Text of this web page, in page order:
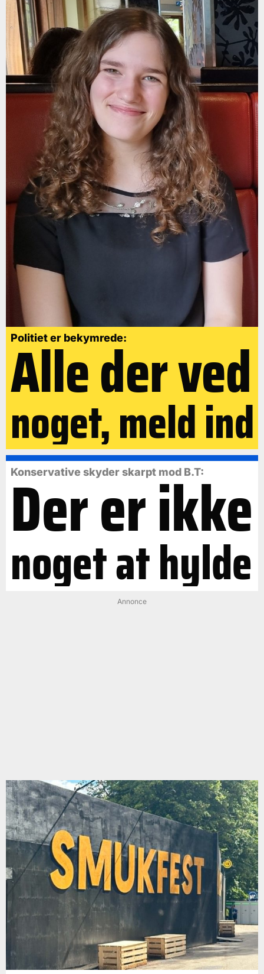
Politiet er bekymrede:
Alle der ved
noget, meld ind
Konservative skyder skarpt mod B.T:
Der er ikke
noget at hylde
Annonce